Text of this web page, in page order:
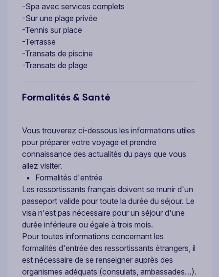
-Spa avec services complets
-Sur une plage privée
-Tennis sur place
-Terrasse
-Transats de piscine
-Transats de plage
Formalités & Santé
Vous trouverez ci-dessous les informations utiles
pour préparer votre voyage et prendre
connaissance des actualités du pays que vous
allez visiter.
Formalités d'entrée
Les ressortissants français doivent se munir d'un
passeport valide pour toute la durée du séjour. Le
visa n'est pas nécessaire pour un séjour d'une
durée inférieure ou égale à trois mois.
Pour toutes informations concernant les
formalités d'entrée des ressortissants étrangers, il
est nécessaire de se renseigner auprès des
organismes adéquats (consulats, ambassades…).